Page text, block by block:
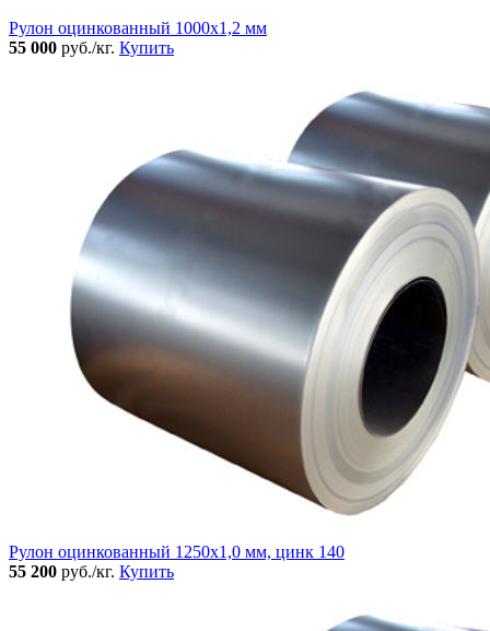
Рулон оцинкованный 1000х1,2 мм
55 000 руб./кг. Купить
Рулон оцинкованный 1250х1,0 мм, цинк 140
55 200 руб./кг. Купить